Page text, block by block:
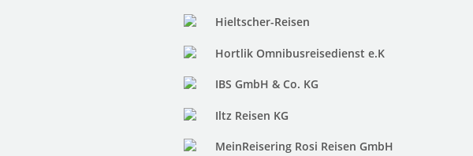
Hieltscher-Reisen
Hortlik Omnibusreisedienst e.K
IBS GmbH & Co. KG
Iltz Reisen KG
MeinReisering Rosi Reisen GmbH